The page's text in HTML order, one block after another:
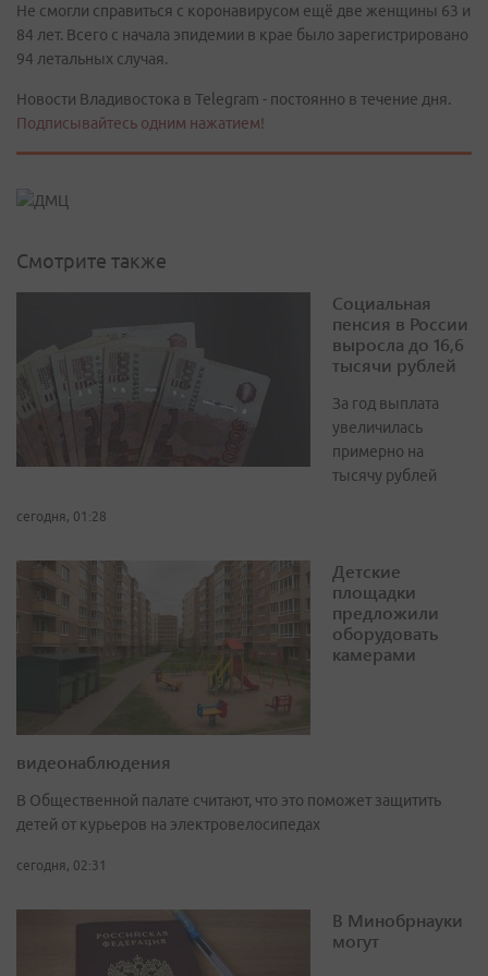
Не смогли справиться с коронавирусом ещё две женщины 63 и
84 лет. Всего с начала эпидемии в крае было зарегистрировано
94 летальных случая.
Новости Владивостока в Telegram - постоянно в течение дня.
Подписывайтесь одним нажатием!
Смотрите также
Социальная
пенсия в России
выросла до 16,6
тысячи рублей
За год выплата
увеличилась
примерно на
тысячу рублей
сегодня, 01:28
Детские
площадки
предложили
оборудовать
камерами
видеонаблюдения
В Общественной палате считают, что это поможет защитить
детей от курьеров на электровелосипедах
сегодня, 02:31
В Минобрнауки
могут